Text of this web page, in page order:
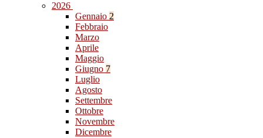
2026
Gennaio 2
Febbraio
Marzo
Aprile
Maggio
Giugno 7
Luglio
Agosto
Settembre
Ottobre
Novembre
Dicembre